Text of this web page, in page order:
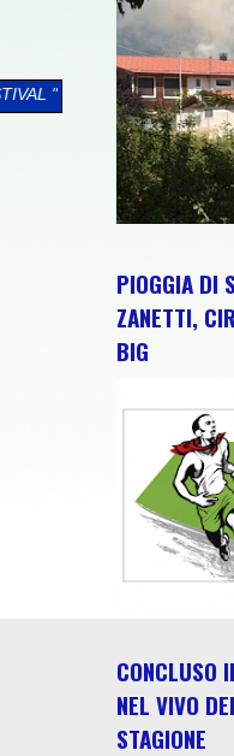
2026, IL PROGRAMMA
PIOGGIA DI
ZANETTI,
BIG
CONCLUSO
NEL VIVO
STAGIONE